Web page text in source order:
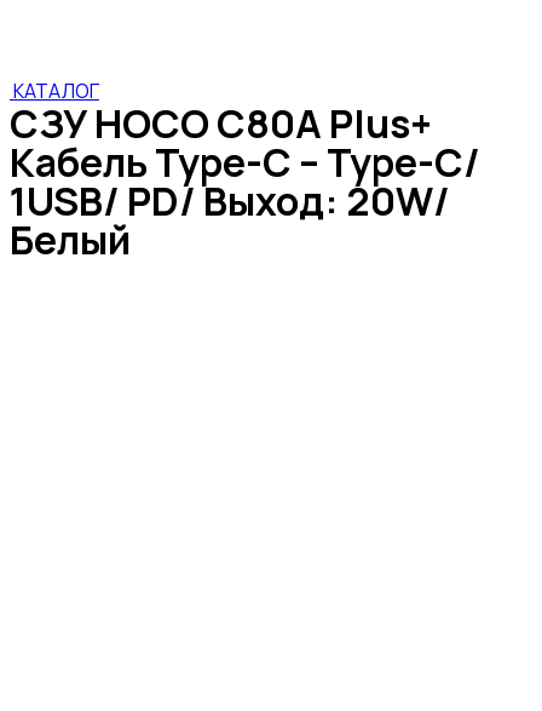
КАТАЛОГ
СЗУ HOCO C80A Plus+
Кабель Type-C – Type-C/
1USB/ PD/ Выход: 20W/
Белый